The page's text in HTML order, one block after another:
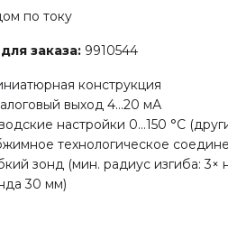
по току
заказа:9910544
конструкция
выход 4…20 мА
настройки 0…150 °C
технологическое
зонд (мин. радиус изгиба:
30 мм)